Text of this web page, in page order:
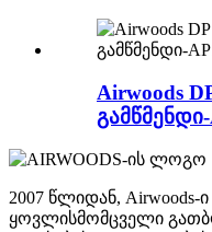
Airwoods
2007 წლიდან, Airwoods-
ყოვლისმომცველი